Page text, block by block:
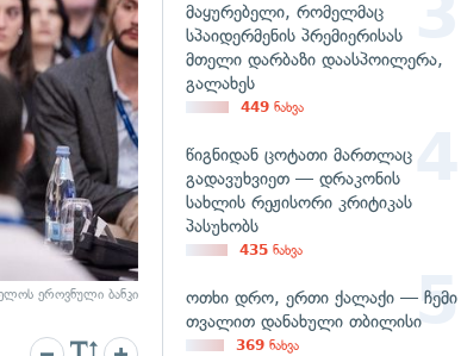
ეროვნული ბანკი
მაყურებელი, რომელმაც
სპაიდერმენის პრემიერისას
მთელი დარბაზი დაასპოილერა,
გალახეს
449 ნახვა
წიგნიდან ცოტათი მართლაც
გადავუხვიეთ — დრაკონის
სახლის რეჟისორი კრიტიკას
პასუხობს
435 ნახვა
ოთხი დრო, ერთი ქალაქი — ჩემი
თვალით დანახული თბილისი
369 ნახვა